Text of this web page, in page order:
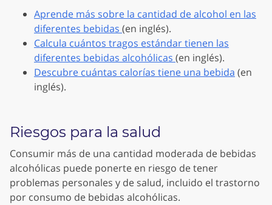
Aprende más sobre la cantidad de alcohol en las
diferentes bebidas (en inglés).
Calcula cuántos tragos estándar tienen las
diferentes bebidas alcohólicas (en inglés).
Descubre cuántas calorías tiene una bebida (en
inglés).
Riesgos para la salud
Consumir más de una cantidad moderada de bebidas
alcohólicas puede ponerte en riesgo de tener
problemas personales y de salud, incluido el trastorno
por consumo de bebidas alcohólicas.